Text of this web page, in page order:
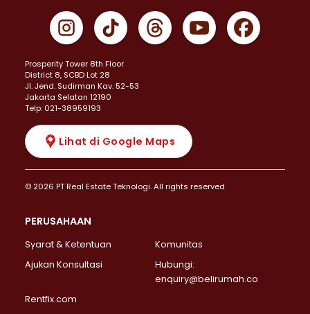
Prosperity Tower 8th Floor
District 8, SCBD Lot 28
JI. Jend. Sudirman Kav. 52-53
Jakarta Selatan 12190
Telp: 021-38959193
Lihat di Google Maps
© 2026 PT Real Estate Teknologi. All rights reserved
PERUSAHAAN
Syarat & Ketentuan
Komunitas
Ajukan Konsultasi
Hubungi:
enquiry@belirumah.co
Rentfix.com